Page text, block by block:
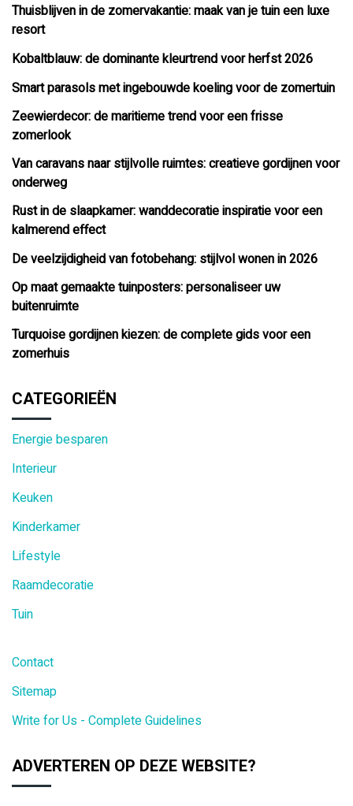
Thuisblijven in de zomervakantie: maak van je tuin een luxe
resort
Kobaltblauw: de dominante kleurtrend voor herfst 2026
Smart parasols met ingebouwde koeling voor de zomertuin
Zeewierdecor: de maritieme trend voor een frisse
zomerlook
Van caravans naar stijlvolle ruimtes: creatieve gordijnen voor
onderweg
Rust in de slaapkamer: wanddecoratie inspiratie voor een
kalmerend effect
De veelzijdigheid van fotobehang: stijlvol wonen in 2026
Op maat gemaakte tuinposters: personaliseer uw
buitenruimte
Turquoise gordijnen kiezen: de complete gids voor een
zomerhuis
CATEGORIEËN
Energie besparen
Interieur
Keuken
Kinderkamer
Lifestyle
Raamdecoratie
Tuin
Contact
Sitemap
Write for Us - Complete Guidelines
ADVERTEREN OP DEZE WEBSITE?